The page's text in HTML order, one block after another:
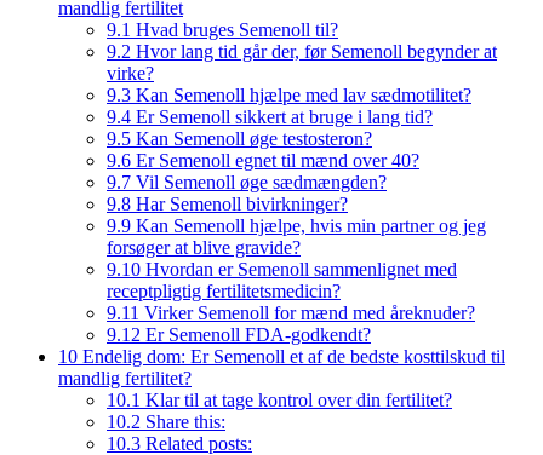
mandlig fertilitet
9.1 Hvad bruges Semenoll til?
9.2 Hvor lang tid går der, før Semenoll begynder at
virke?
9.3 Kan Semenoll hjælpe med lav sædmotilitet?
9.4 Er Semenoll sikkert at bruge i lang tid?
9.5 Kan Semenoll øge testosteron?
9.6 Er Semenoll egnet til mænd over 40?
9.7 Vil Semenoll øge sædmængden?
9.8 Har Semenoll bivirkninger?
9.9 Kan Semenoll hjælpe, hvis min partner og jeg
forsøger at blive gravide?
9.10 Hvordan er Semenoll sammenlignet med
receptpligtig fertilitetsmedicin?
9.11 Virker Semenoll for mænd med åreknuder?
9.12 Er Semenoll FDA-godkendt?
10 Endelig dom: Er Semenoll et af de bedste kosttilskud til
mandlig fertilitet?
10.1 Klar til at tage kontrol over din fertilitet?
10.2 Share this:
10.3 Related posts: